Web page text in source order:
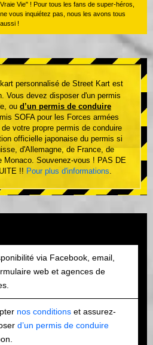
Vraie Vie" ! Pour tous les fans de super-héros,
ne vous inquiétez pas, nous les avons tous
aussi !
personnalisé de Street Kart est
Vous devez disposer d'un permis
ou d’un permis de conduire
SOFA pour les Forces armées
votre propre permis de conduire
officielle japonaise du permis si
d'Allemagne, de France, de
Monaco. Souvenez-vous ! PAS DE
!! Pour plus d'informations.
via Facebook, email,
web et agences de
nos conditions et assurez-
d’un permis de conduire